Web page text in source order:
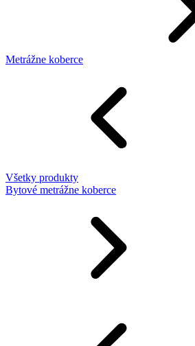
Metrážne koberce
Všetky produkty
Bytové metrážne koberce